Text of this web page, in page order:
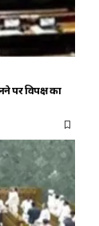
पर विपक्ष का